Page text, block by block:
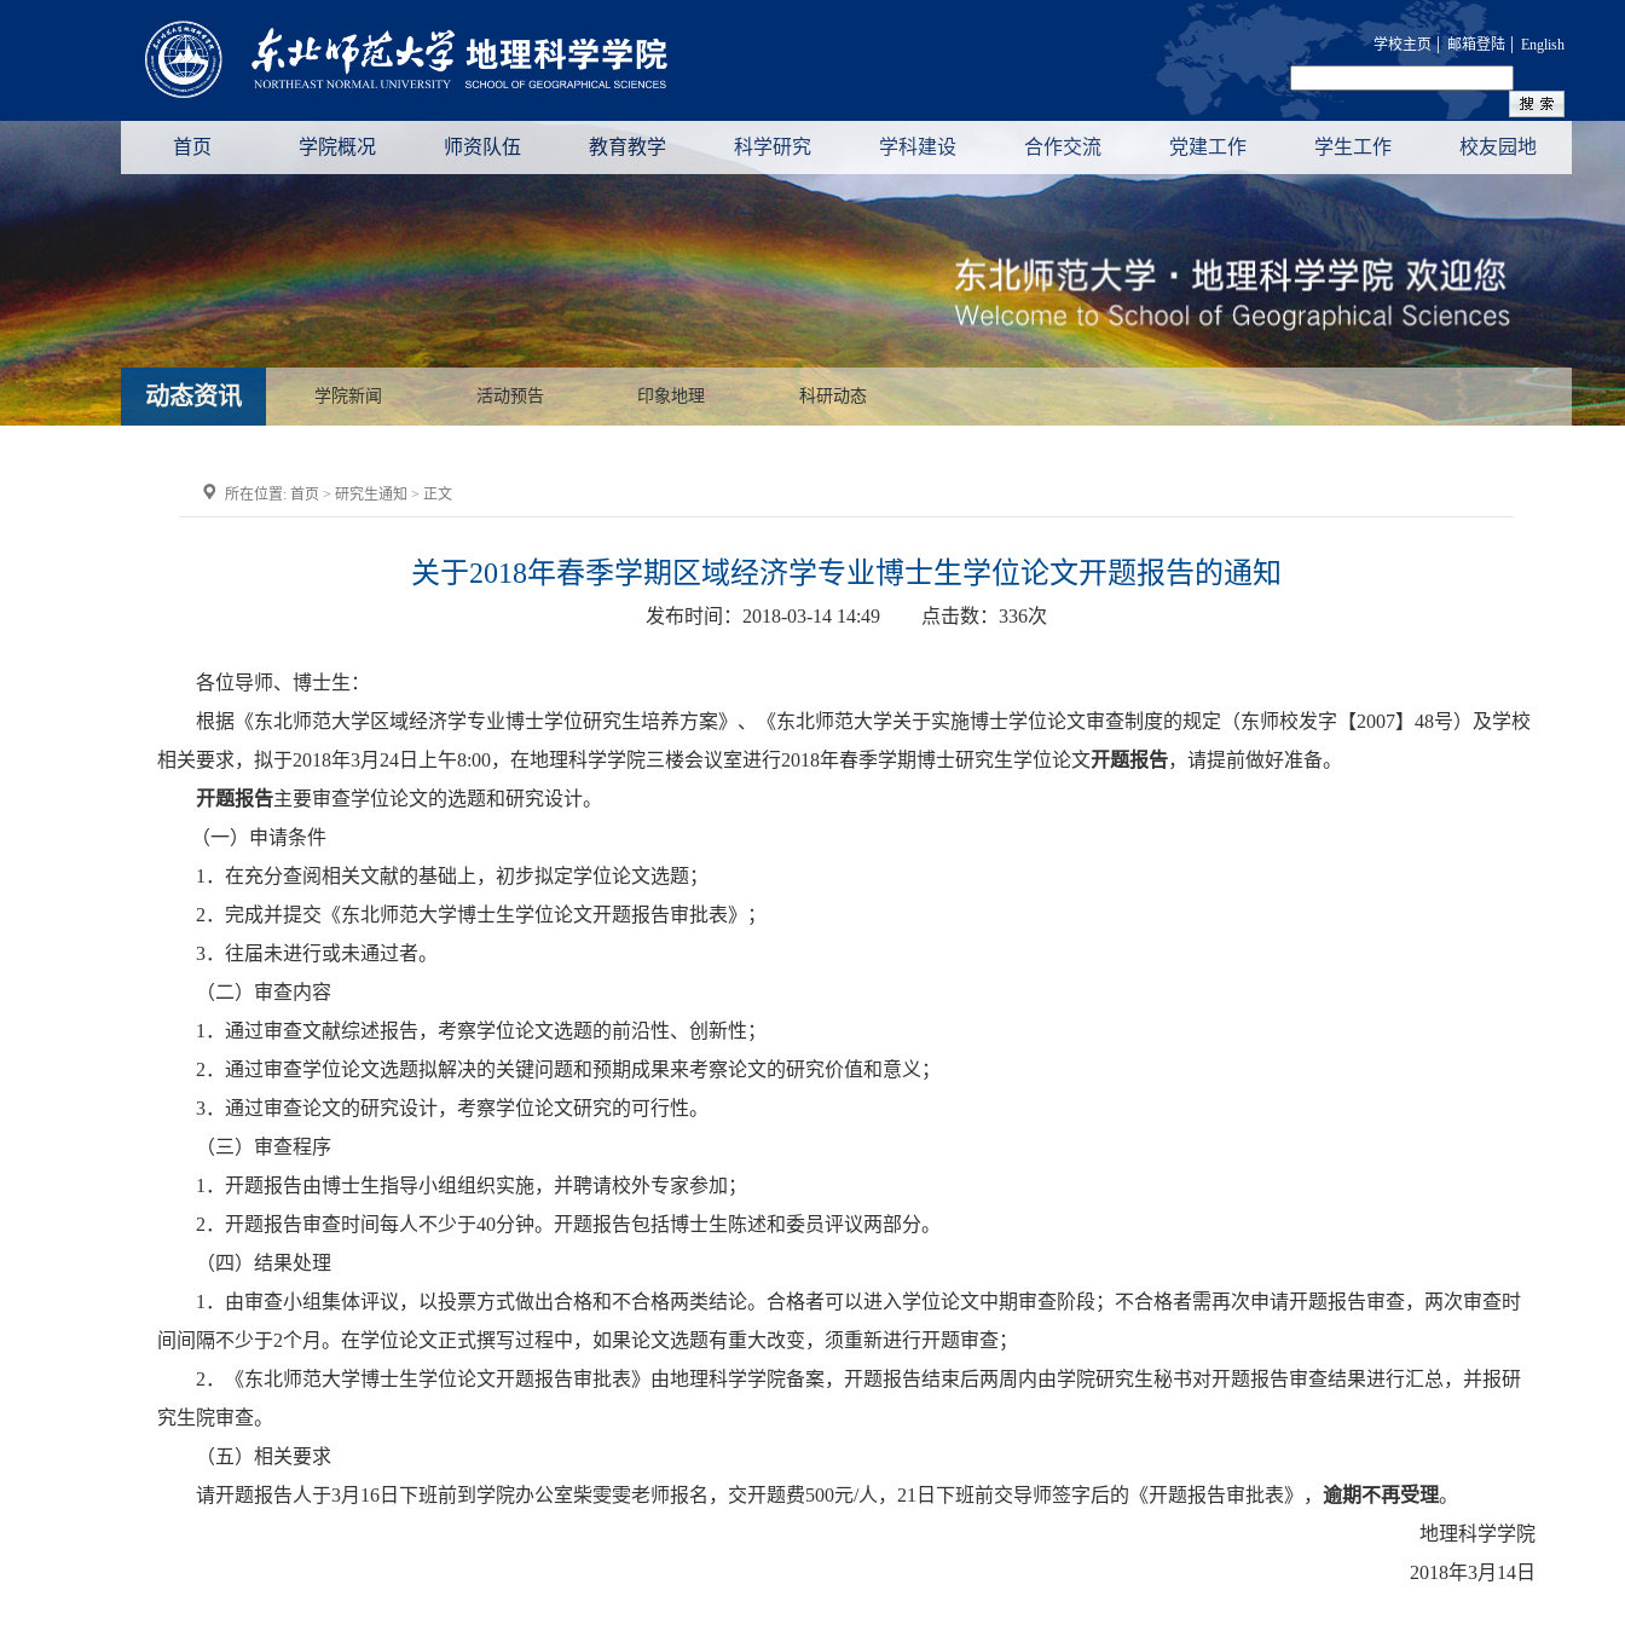
学校主页| 邮箱登陆 | English
首页 学院概况 师资队伍 教育教学 科学研究 学科建设 合作交流 党建工作 学生工作 校友园地
动态资讯 学院新闻 活动预告 印象地理 科研动态
所在位置: 首页 > 研究生通知 > 正文
关于2018年春季学期区域经济学专业博士生学位论文开题报告的通知
发布时间： 2018-03-14 14:49 点击数： 336次
各位导师、博士生：
根据《东北师范大学区域经济学专业博士学位研究生培养方案》、《东北师范大学关于实施博士学位论文审查制度的规定（东师校发字【2007】 48号）及学校
相关要求，拟于2018年3月 24 日上午8:00，在地理科学学院三楼会议室进行2018年春季学期博士研究生学位论文开题报告，请提前做好准备。
开题报告主要审查学位论文的选题和研究设计。
（一）申请条件
1 ．在充分查阅相关文献的基础上，初步拟定学位论文选题；
2．完成并提交《东北师范大学博士生学位论文开题报告审批表》；
3．往届未进行或未通过者。
（二）审查内容
1 ．通过审查文献综述报告，考察学位论文选题的前沿性、创新性；
2．通过审查学位论文选题拟解决的关键问题和预期成果来考察论文的研究价值和意义；
3．通过审查论文的研究设计，考察学位论文研究的可行性。
（三）审查程序
1 ．开题报告由博士生指导小组组织实施，并聘请校外专家参加；
2．开题报告审查时间每人不少于40分钟。开题报告包括博士生陈述和委员评议两部分。
（四）结果处理
1 ．由审查小组集体评议，以投票方式做出合格和不合格两类结论。合格者可以进入学位论文中期审查阶段；不合格者需再次申请开题报告审查，两次审查时
间间隔不少于2个月。在学位论文正式撰写过程中，如果论文选题有重大改变，须重新进行开题审查；
2．《东北师范大学博士生学位论文开题报告审批表》由地理科学学院备案，开题报告结束后两周内由学院研究生秘书对开题报告审查结果进行汇总，并报研
究生院审查。
（五）相关要求
请开题报告人于3月 16 日下班前到学院办公室柴雯雯老师报名，交开题费500元/人， 21 日下班前交导师签字后的《开题报告审批表》， 逾期不再受理。
地理科学学院
2018年3月 14 日